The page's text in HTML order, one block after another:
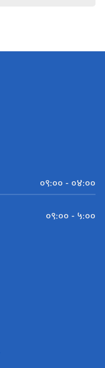
०९:०० - ०४:००
०९:०० - ५:००